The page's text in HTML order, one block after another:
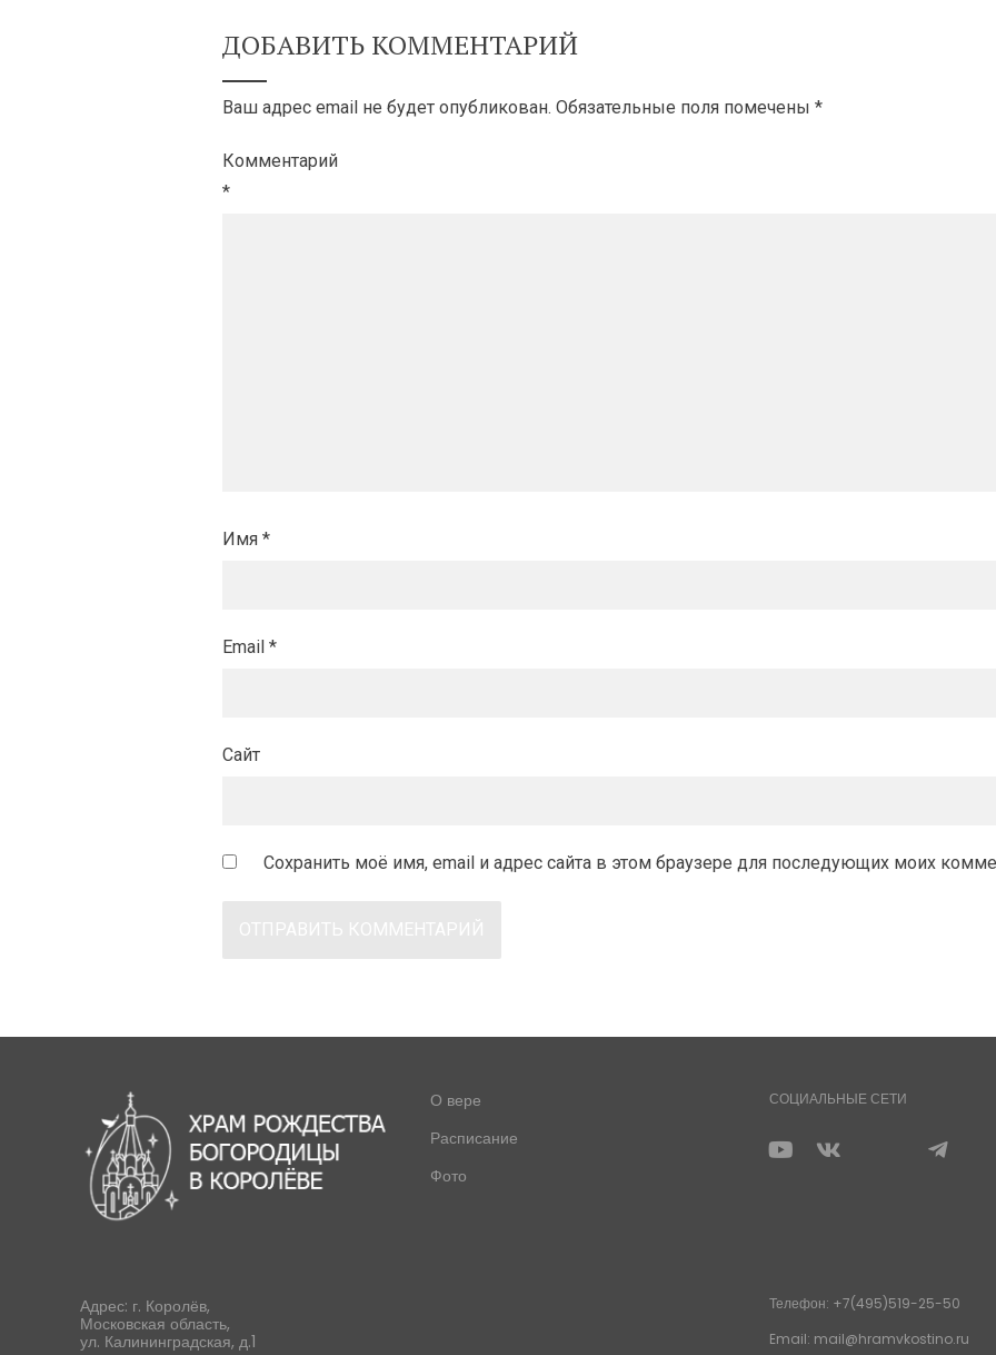
ДОБАВИТЬ КОММЕНТАРИЙ
Ваш адрес email не будет опубликован. Обязательные поля помечены *
Комментарий
*
Имя *
Email *
Сайт
Сохранить моё имя, email и адрес сайта в этом браузере для последующих моих
О вере
Расписание
Фото
СОЦИАЛЬНЫЕ СЕТИ
Адрес: г. Королёв,
Московская область,
ул. Калининградская, д.1
Телефон: +7(495)519-25-50
Email: mail@hramvkostino.ru